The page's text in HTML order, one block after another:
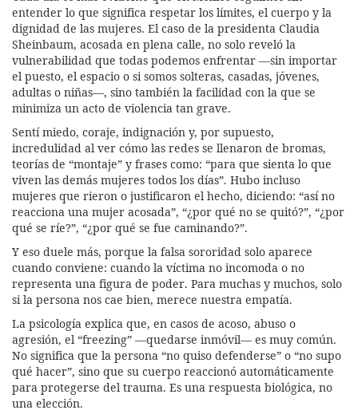
entender lo que significa respetar los límites, el cuerpo y la
dignidad de las mujeres. El caso de la presidenta Claudia
Sheinbaum, acosada en plena calle, no solo reveló la
vulnerabilidad que todas podemos enfrentar —sin importar
el puesto, el espacio o si somos solteras, casadas, jóvenes,
adultas o niñas—, sino también la facilidad con la que se
minimiza un acto de violencia tan grave.
Sentí miedo, coraje, indignación y, por supuesto,
incredulidad al ver cómo las redes se llenaron de bromas,
teorías de “montaje” y frases como: “para que sienta lo que
viven las demás mujeres todos los días”. Hubo incluso
mujeres que rieron o justificaron el hecho, diciendo: “así no
reacciona una mujer acosada”, “¿por qué no se quitó?”, “¿por
qué se ríe?”, “¿por qué se fue caminando?”.
Y eso duele más, porque la falsa sororidad solo aparece
cuando conviene: cuando la víctima no incomoda o no
representa una figura de poder. Para muchas y muchos, solo
si la persona nos cae bien, merece nuestra empatía.
La psicología explica que, en casos de acoso, abuso o
agresión, el “freezing” —quedarse inmóvil— es muy común.
No significa que la persona “no quiso defenderse” o “no supo
qué hacer”, sino que su cuerpo reaccionó automáticamente
para protegerse del trauma. Es una respuesta biológica, no
una elección.